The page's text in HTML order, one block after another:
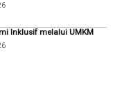
Inklusif melalui UMKM